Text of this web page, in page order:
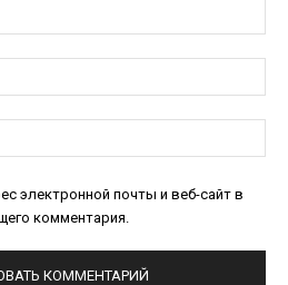
электронной почты и веб-сайт в
комментария.